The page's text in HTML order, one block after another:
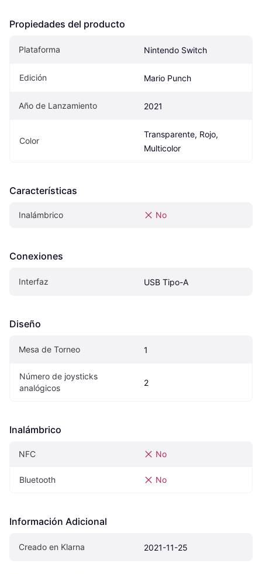
Propiedades del producto
Plataforma Nintendo Switch
Edición Mario Punch
Año de Lanzamiento 2021
Color
Transparente, Rojo,
Multicolor
Características
Inalámbrico No
Conexiones
Interfaz USB Tipo-A
Diseño
Mesa de Torneo 1
Número de joysticks
analógicos
2
Inalámbrico
NFC No
Bluetooth No
Información Adicional
Creado en Klarna 2021-11-25